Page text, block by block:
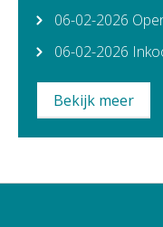
06-02-2026
06-02-2026
Bekijk meer